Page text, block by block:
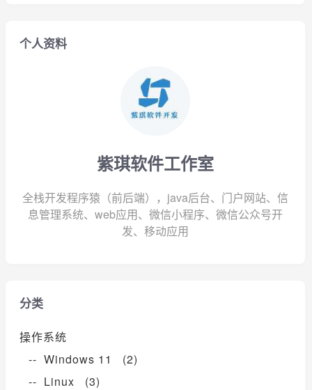
个人资料
紫琪软件工作室
全栈开发程序猿（前后端），java后台、门户网站、信
息管理系统、web应用、微信小程序、微信公众号开
发、移动应用
分类
操作系统
-- Windows 11 (2)
-- Linux (3)